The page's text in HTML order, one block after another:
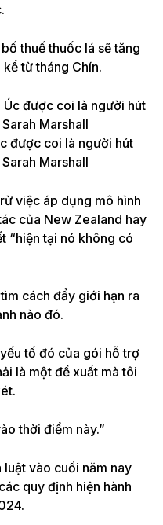
thuế thuốc lá sẽ tăng
từ tháng Chín.
được coi là người hút
Marshall
việc áp dụng mô hình
của New Zealand hay
“hiện tại nó không có
cách đẩy giới hạn ra
nào đó.
tố đó của gói hỗ trợ
là một đề xuất mà tôi
thời điểm này.”
vào cuối năm nay
quy định hiện hành